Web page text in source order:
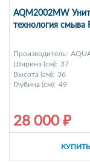
AQM2002MW
технология смыва
Производитель:
Ширина (см): 37
Высота (см): 36
Глубина (см): 49
28 000 ₽